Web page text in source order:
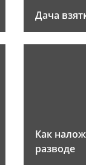
Дача
Как
разводе